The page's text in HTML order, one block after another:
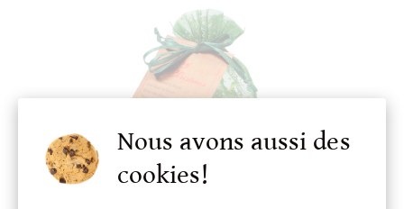
Nous avons aussi des
cookies!